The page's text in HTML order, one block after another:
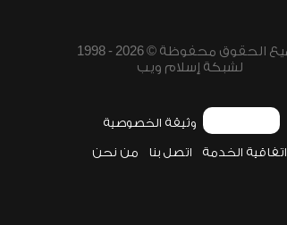
جميع الحقوق محفوظة © 2026 - 1998
لشبكة إسلام ويب
وثيقة الخصوصية
اتفاقية الخدمة اتصل بنا من نحن